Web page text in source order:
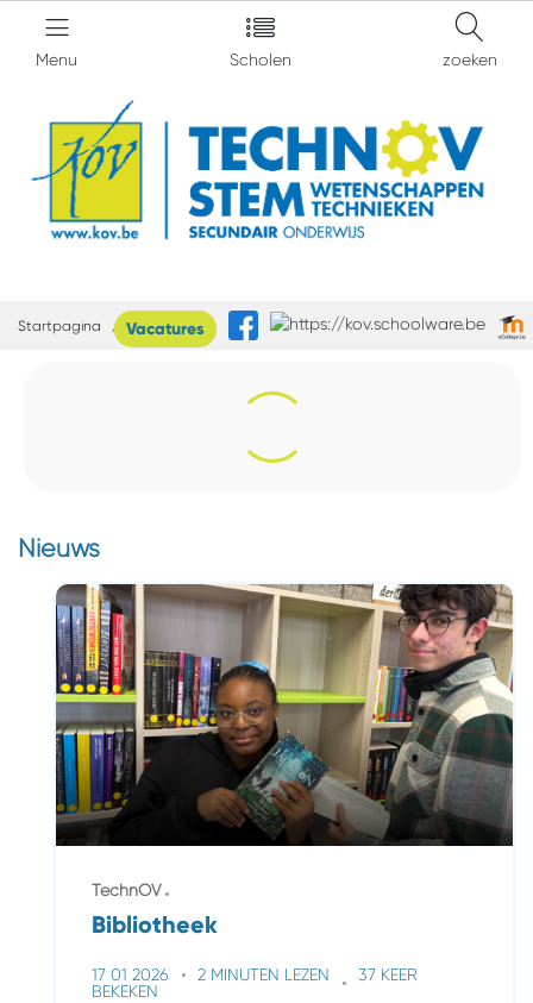
Menu Scholen zoeken
Startpagina TechnOV
Vacatures
Nieuws
TechnOV
Bibliotheek
17 01 2026 2 MINUTEN LEZEN
37 KEER
BEKEKEN